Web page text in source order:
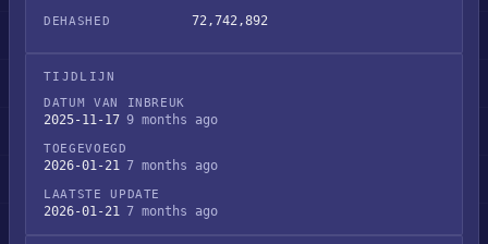
DEHASHED 72,742,892
TIJDLIJN
DATUM VAN INBREUK
2025-11-17 9 months ago
TOEGEVOEGD
2026-01-21 7 months ago
LAATSTE UPDATE
2026-01-21 7 months ago